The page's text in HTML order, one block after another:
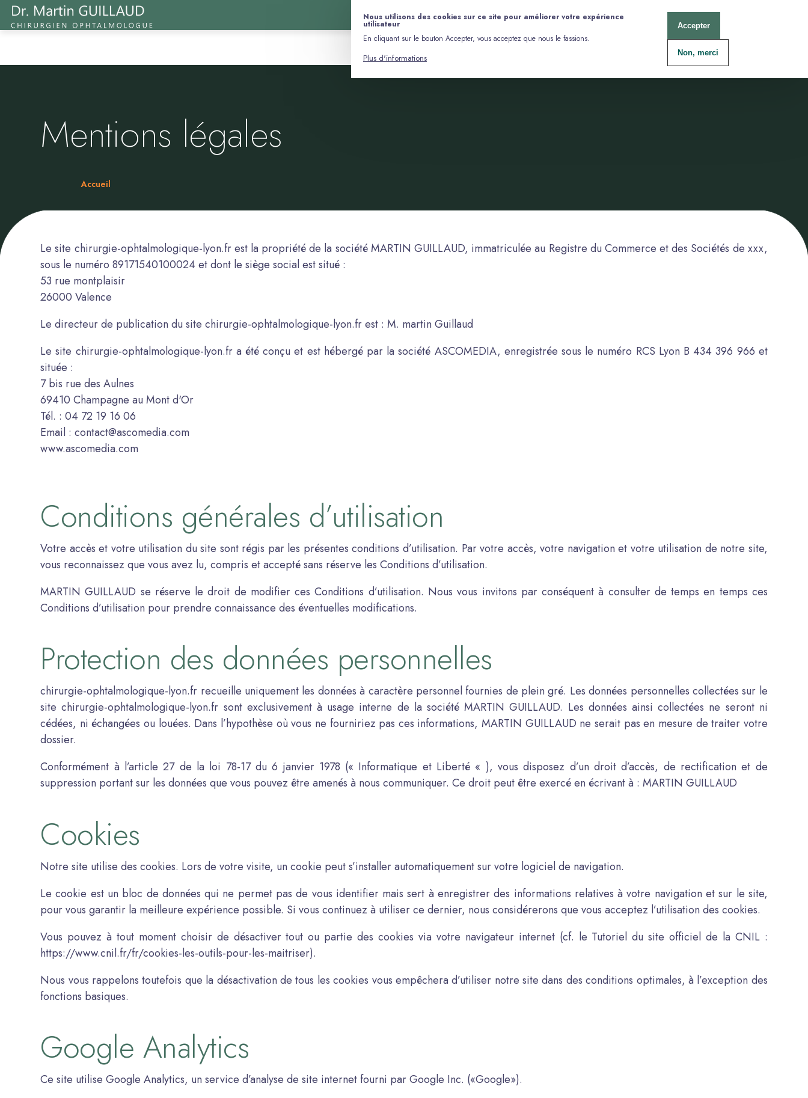
Nous utilisons des cookies sur ce site pour améliorer votre expérience
utilisateur
En cliquant sur le bouton Accepter, vous acceptez que nous le fassions.
Plus d'informations
Accepter
Non, merci
Aller au contenu principal
Mentions légales
Fil
d'Ariane
Accueil
Le site chirurgie-ophtalmologique-lyon.fr est la propriété de la société MARTIN GUILLAUD, immatriculée au Registre du Commerce et des Sociétés de xxx,
sous le numéro 89171540100024 et dont le siège social est situé :
53 rue montplaisir
26000 Valence
Le directeur de publication du site chirurgie-ophtalmologique-lyon.fr est : M. martin Guillaud
Le site chirurgie-ophtalmologique-lyon.fr a été conçu et est hébergé par la société ASCOMEDIA, enregistrée sous le numéro RCS Lyon B 434 396 966 et
située :
7 bis rue des Aulnes
69410 Champagne au Mont d'Or
Tél. : 04 72 19 16 06
Email : contact@ascomedia.com
www.ascomedia.com
Conditions générales d’utilisation
Votre accès et votre utilisation du site sont régis par les présentes conditions d’utilisation. Par votre accès, votre navigation et votre utilisation de notre site,
vous reconnaissez que vous avez lu, compris et accepté sans réserve les Conditions d’utilisation.
MARTIN GUILLAUD se réserve le droit de modifier ces Conditions d’utilisation. Nous vous invitons par conséquent à consulter de temps en temps ces
Conditions d’utilisation pour prendre connaissance des éventuelles modifications.
Protection des données personnelles
chirurgie-ophtalmologique-lyon.fr recueille uniquement les données à caractère personnel fournies de plein gré. Les données personnelles collectées sur le
site chirurgie-ophtalmologique-lyon.fr sont exclusivement à usage interne de la société MARTIN GUILLAUD. Les données ainsi collectées ne seront ni
cédées, ni échangées ou louées. Dans l’hypothèse où vous ne fourniriez pas ces informations, MARTIN GUILLAUD ne serait pas en mesure de traiter votre
dossier.
Conformément à l’article 27 de la loi 78-17 du 6 janvier 1978 (« Informatique et Liberté « ), vous disposez d’un droit d’accès, de rectification et de
suppression portant sur les données que vous pouvez être amenés à nous communiquer. Ce droit peut être exercé en écrivant à : MARTIN GUILLAUD
Cookies
Notre site utilise des cookies. Lors de votre visite, un cookie peut s’installer automatiquement sur votre logiciel de navigation.
Le cookie est un bloc de données qui ne permet pas de vous identifier mais sert à enregistrer des informations relatives à votre navigation et sur le site,
pour vous garantir la meilleure expérience possible. Si vous continuez à utiliser ce dernier, nous considérerons que vous acceptez l’utilisation des cookies.
Vous pouvez à tout moment choisir de désactiver tout ou partie des cookies via votre navigateur internet (cf. le Tutoriel du site officiel de la CNIL :
https://www.cnil.fr/fr/cookies-les-outils-pour-les-maitriser).
Nous vous rappelons toutefois que la désactivation de tous les cookies vous empêchera d’utiliser notre site dans des conditions optimales, à l’exception des
fonctions basiques.
Google Analytics
Ce site utilise Google Analytics, un service d’analyse de site internet fourni par Google Inc. («Google»).